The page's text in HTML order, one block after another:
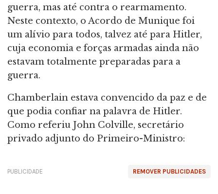
guerra, mas até contra o rearmamento.
Neste contexto, o Acordo de Munique foi
um alívio para todos, talvez até para Hitler,
cuja economia e forças armadas ainda não
estavam totalmente preparadas para a
guerra.
Chamberlain estava convencido da paz e de
que podia confiar na palavra de Hitler.
Como referiu John Colville, secretário
privado adjunto do Primeiro-Ministro:
REMOVER PUBLICIDADES
PUBLICIDADE